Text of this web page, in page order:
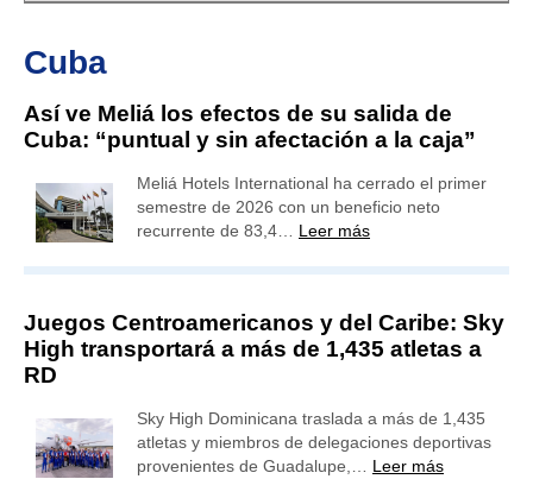
Cuba
Así ve Meliá los efectos de su salida de
Cuba: “puntual y sin afectación a la caja”
Meliá Hotels International ha cerrado el primer
semestre de 2026 con un beneficio neto
recurrente de 83,4… Leer más
Juegos Centroamericanos y del Caribe: Sky
High transportará a más de 1,435 atletas a
RD
Sky High Dominicana traslada a más de 1,435
atletas y miembros de delegaciones deportivas
provenientes de Guadalupe,… Leer más